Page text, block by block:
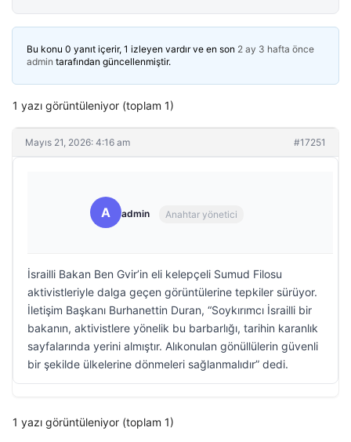
Bu konu 0 yanıt içerir, 1 izleyen vardır ve en son 2 ay 3 hafta önce
admin tarafından güncellenmiştir.
1 yazı görüntüleniyor (toplam 1)
Mayıs 21, 2026: 4:16 am #17251
A admin Anahtar yönetici
İsrailli Bakan Ben Gvir’in eli kelepçeli Sumud Filosu
aktivistleriyle dalga geçen görüntülerine tepkiler sürüyor.
İletişim Başkanı Burhanettin Duran, “Soykırımcı İsrailli bir
bakanın, aktivistlere yönelik bu barbarlığı, tarihin karanlık
sayfalarında yerini almıştır. Alıkonulan gönüllülerin güvenli
bir şekilde ülkelerine dönmeleri sağlanmalıdır” dedi.
1 yazı görüntüleniyor (toplam 1)